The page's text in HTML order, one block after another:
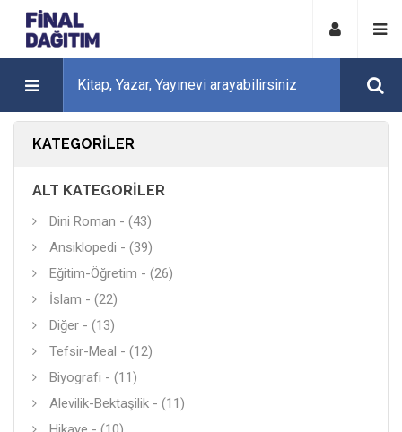
KATEGORILER
ALT KATEGORILER
Dini Roman - (43)
Ansiklopedi - (39)
Eğitim-Öğretim - (26)
İslam - (22)
Diğer - (13)
Tefsir-Meal - (12)
Biyografi - (11)
Alevilik-Bektaşilik - (11)